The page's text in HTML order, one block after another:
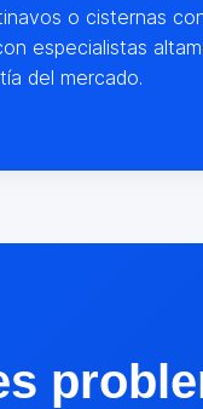
o cisternas
especialistas
del mercado.